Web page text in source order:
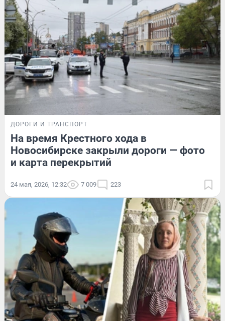
ДОРОГИ И ТРАНСПОРТ
На время Крестного хода в
Новосибирске закрыли дороги — фото
и карта перекрытий
24 мая, 2026, 12:32 7 009 223